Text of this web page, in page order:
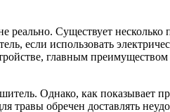
Существует несколько
если использовать
главным преимуществом
Однако, как показывает
травы обречен доставлять